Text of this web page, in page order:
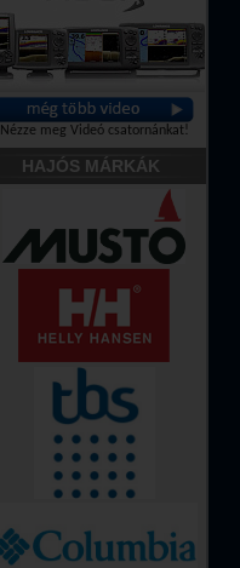
Nézze meg Videó csatornánkat!
HAJÓS MÁRKÁK